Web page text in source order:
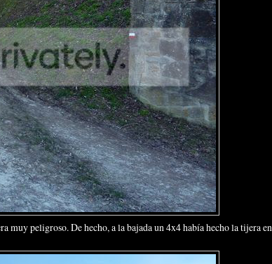
muy peligroso. De hecho, a la bajada un 4x4 había hecho la tijera en